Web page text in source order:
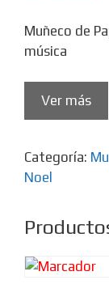
Muñeco de
música
Ver más
Categoría:
Noel